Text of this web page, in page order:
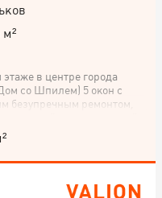
м²
в центре города
со Шпилем) 5 окон с
безупречным ремонтом,
Mitsubishi Electric,
4CG Solar (защита
санузел, с большой
производства
на сегодняшний день,